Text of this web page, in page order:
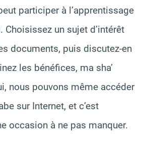
participer à l’apprentissage
Choisissez un sujet d’intérêt
documents, puis discutez-en
les bénéfices, ma sha’
nous pouvons même accéder
sur Internet, et c’est
occasion à ne pas manquer.